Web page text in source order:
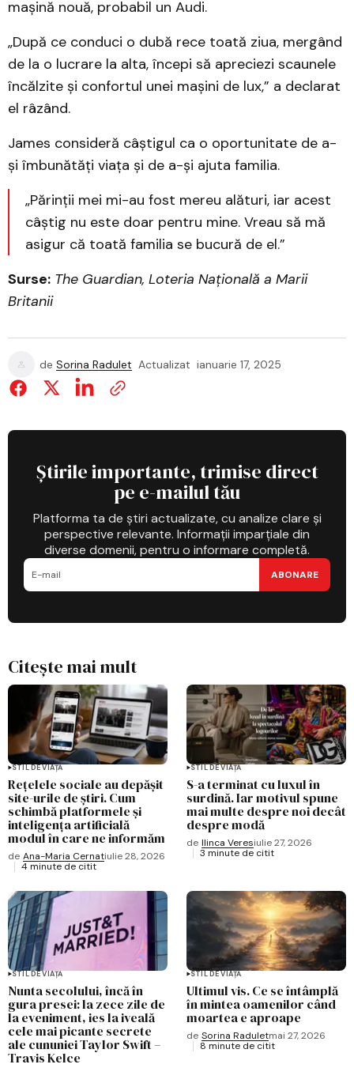
mașină nouă, probabil un Audi.
„După ce conduci o dubă rece toată ziua, mergând
de la o lucrare la alta, începi să apreciezi scaunele
încălzite și confortul unei mașini de lux,” a declarat
el râzând.
James consideră câștigul ca o oportunitate de a-
și îmbunătăți viața și de a-și ajuta familia.
„Părinții mei mi-au fost mereu alături, iar acest
câștig nu este doar pentru mine. Vreau să mă
asigur că toată familia se bucură de el.”
Surse: The Guardian, Loteria Națională a Marii
Britanii
de Sorina Radulet Actualizat ianuarie 17, 2025
Știrile importante, trimise direct
pe e-mailul tău
Platforma ta de știri actualizate, cu analize clare și
perspective relevante. Informații imparțiale din
diverse domenii, pentru o informare completă.
ABONARE
Citește mai mult
STIL DE VIAȚĂ
Rețelele sociale au depășit
site-urile de știri. Cum
schimbă platformele și
inteligența artificială
modul în care ne informăm
de Ana-Maria Cernatiulie 28, 2026
4 minute de citit
STIL DE VIAȚĂ
S-a terminat cu luxul în
surdină. Iar motivul spune
mai multe despre noi decât
despre modă
de Ilinca Veresiulie 27, 2026
3 minute de citit
STIL DE VIAȚĂ
Nunta secolului, încă în
gura presei: la zece zile de
la eveniment, ies la iveală
cele mai picante secrete
ale cununiei Taylor Swift –
Travis Kelce
STIL DE VIAȚĂ
Ultimul vis. Ce se întâmplă
în mintea oamenilor când
moartea e aproape
de Sorina Raduletmai 27, 2026
8 minute de citit